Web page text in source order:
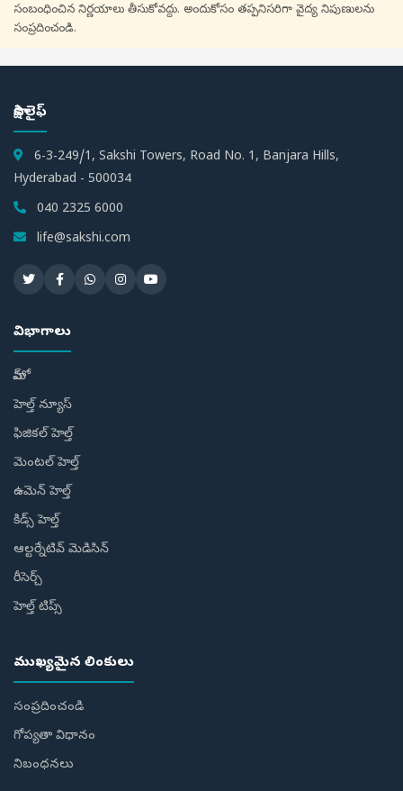
సంబంధించిన నిర్ణయాలు తీసుకోవద్దు. అందుకోసం తప్పనిసరిగా వైద్య నిపుణులను
సంప్రదించండి.
సాక్షి లైఫ్
6-3-249/1, Sakshi Towers, Road No. 1, Banjara Hills,
Hyderabad - 500034
040 2325 6000
life@sakshi.com
విభాగాలు
హోమ్
హెల్త్ న్యూస్
ఫిజికల్ హెల్త్
మెంటల్ హెల్త్
ఉమెన్ హెల్త్
కిడ్స్ హెల్త్
ఆల్టర్నేటివ్ మెడిసిన్
రీసెర్చ్
హెల్త్‌ టిప్స్‌
ముఖ్యమైన లింకులు
సంప్రదించండి
గోప్యతా విధానం
నిబంధనలు